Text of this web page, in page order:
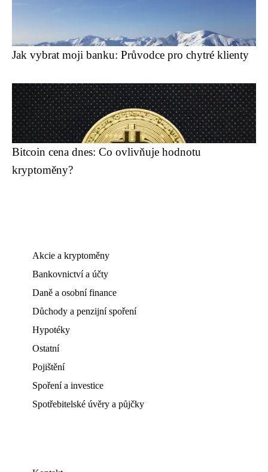
Jak vybrat moji banku: Průvodce pro chytré klienty
Bitcoin cena dnes: Co ovlivňuje hodnotu
kryptoměny?
Akcie a kryptoměny
Bankovnictví a účty
Daně a osobní finance
Důchody a penzijní spoření
Hypotéky
Ostatní
Pojištění
Spoření a investice
Spotřebitelské úvěry a půjčky